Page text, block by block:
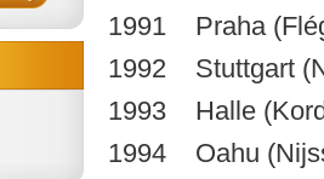
1991 Praha
1992 Stuttgart
1993 Halle
1994 Oahu